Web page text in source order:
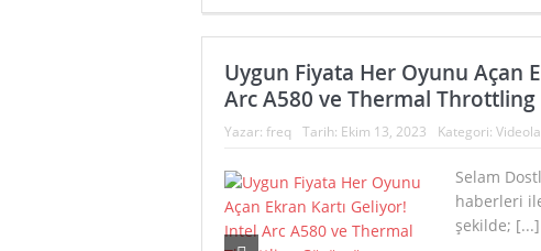
Uygun Fiyata Her Oyunu Açan
Arc A580 ve Thermal Throttling
Yazar: freq Tarih: Ekim 13, 2023 Kategori:
Selam
haberleri ile
şekilde; [...]